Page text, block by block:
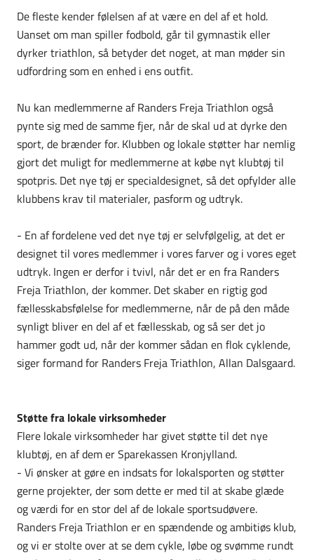
De fleste kender følelsen af at være en del af et hold.
Uanset om man spiller fodbold, går til gymnastik eller
dyrker triathlon, så betyder det noget, at man møder sin
udfordring som en enhed i ens outfit.
Nu kan medlemmerne af Randers Freja Triathlon også
pynte sig med de samme fjer, når de skal ud at dyrke den
sport, de brænder for. Klubben og lokale støtter har nemlig
gjort det muligt for medlemmerne at købe nyt klubtøj til
spotpris. Det nye tøj er specialdesignet, så det opfylder alle
klubbens krav til materialer, pasform og udtryk.
- En af fordelene ved det nye tøj er selvfølgelig, at det er
designet til vores medlemmer i vores farver og i vores eget
udtryk. Ingen er derfor i tvivl, når det er en fra Randers
Freja Triathlon, der kommer. Det skaber en rigtig god
fællesskabsfølelse for medlemmerne, når de på den måde
synligt bliver en del af et fællesskab, og så ser det jo
hammer godt ud, når der kommer sådan en flok cyklende,
siger formand for Randers Freja Triathlon, Allan Dalsgaard.
Støtte fra lokale virksomheder
Flere lokale virksomheder har givet støtte til det nye
klubtøj, en af dem er Sparekassen Kronjylland.
- Vi ønsker at gøre en indsats for lokalsporten og støtter
gerne projekter, der som dette er med til at skabe glæde
og værdi for en stor del af de lokale sportsudøvere.
Randers Freja Triathlon er en spændende og ambitiøs klub,
og vi er stolte over at se dem cykle, løbe og svømme rundt